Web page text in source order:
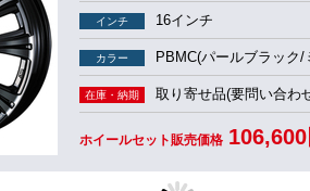
インチ 16インチ
カラー PBMC(パールブラック/
在庫・納期 取り寄せ品(要問い合わ
ホイールセット販売価格